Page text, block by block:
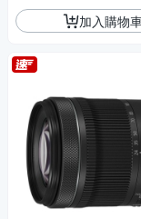
加入購物